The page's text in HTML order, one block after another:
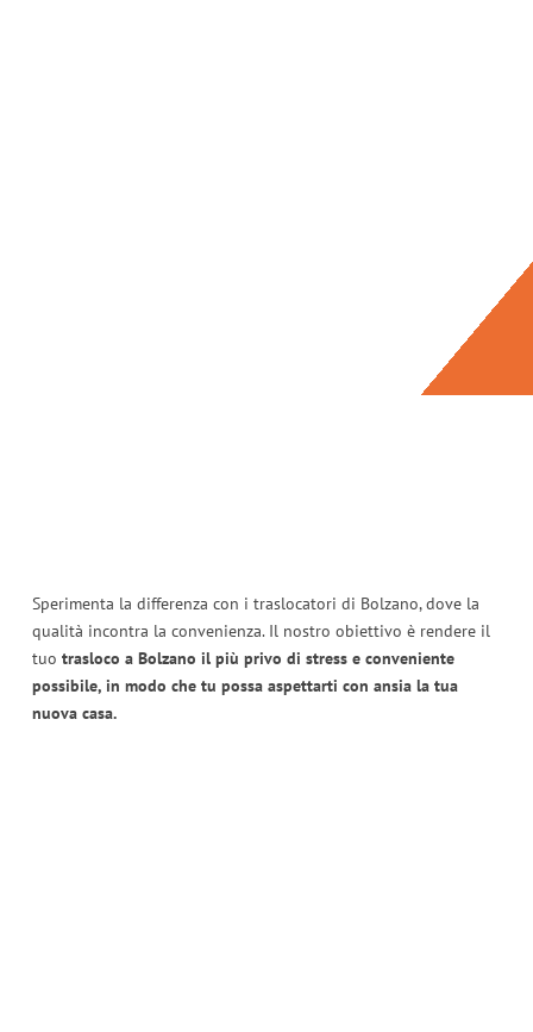
Sperimenta la differenza con i traslocatori di Bolzano, dove la
qualità incontra la convenienza. Il nostro obiettivo è rendere il
tuo trasloco a Bolzano il più privo di stress e conveniente
possibile, in modo che tu possa aspettarti con ansia la tua
nuova casa.